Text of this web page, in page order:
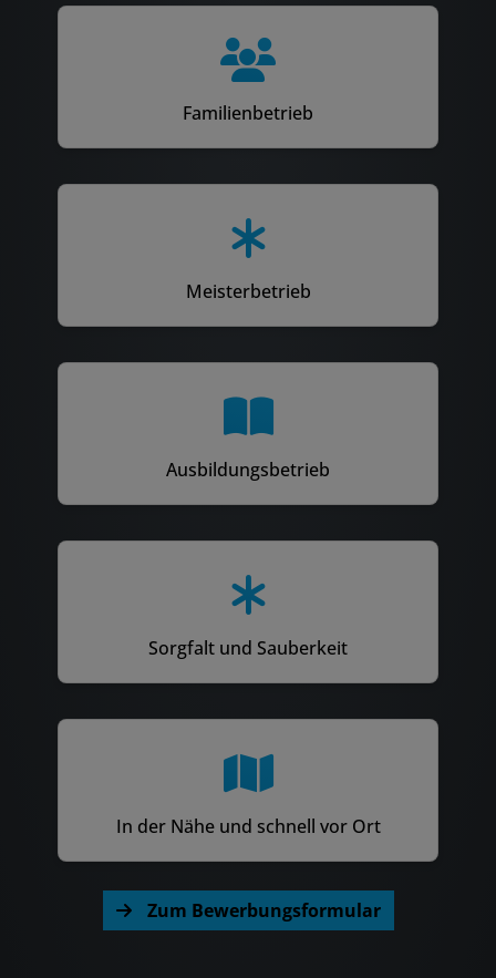
Familienbetrieb
Meisterbetrieb
Ausbildungsbetrieb
Sorgfalt und Sauberkeit
In der Nähe und schnell vor Ort
Zum Bewerbungsformular